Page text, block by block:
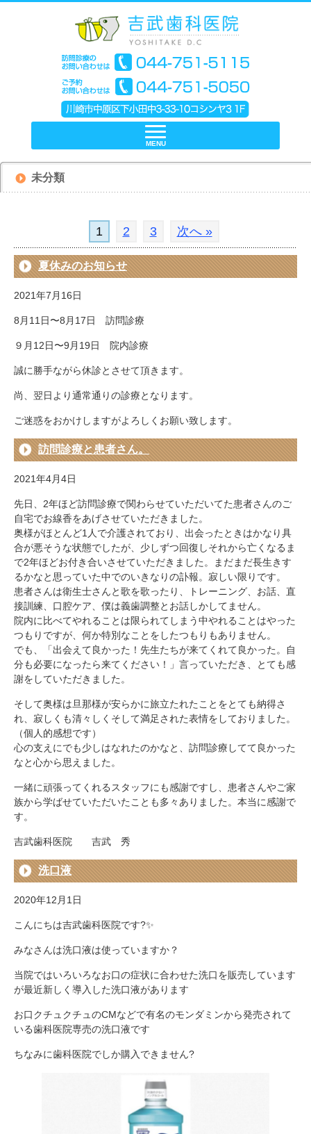
MENU
未分類
1 2 3 次へ »
夏休みのお知らせ
2021年7月16日
8月11日〜8月17日 訪問診療
９月12日〜9月19日 院内診療
誠に勝手ながら休診とさせて頂きます。
尚、翌日より通常通りの診療となります。
ご迷惑をおかけしますがよろしくお願い致します。
訪問診療と患者さん。
2021年4月4日
先日、2年ほど訪問診療で関わらせていただいてた患者さんのご
自宅でお線香をあげさせていただきました。
奥様がほとんど1人で介護されており、出会ったときはかなり具
合が悪そうな状態でしたが、少しずつ回復しそれから亡くなるま
で2年ほどお付き合いさせていただきました。まだまだ長生きす
るかなと思っていた中でのいきなりの訃報。寂しい限りです。
患者さんは衛生士さんと歌を歌ったり、トレーニング、お話、直
接訓練、口腔ケア、僕は義歯調整とお話しかしてません。
院内に比べてやれることは限られてしまう中やれることはやった
つもりですが、何か特別なことをしたつもりもありません。
でも、「出会えて良かった！先生たちが来てくれて良かった。自
分も必要になったら来てください！」言っていただき、とても感
謝をしていただきました。
そして奥様は旦那様が安らかに旅立たれたことをとても納得さ
れ、寂しくも清々しくそして満足された表情をしておりました。
（個人的感想です）
心の支えにでも少しはなれたのかなと、訪問診療してて良かった
なと心から思えました。
一緒に頑張ってくれるスタッフにも感謝ですし、患者さんやご家
族から学ばせていただいたことも多々ありました。本当に感謝で
す。
吉武歯科医院 吉武 秀
洗口液
2020年12月1日
こんにちは吉武歯科医院です?✨
みなさんは洗口液は使っていますか？
当院ではいろいろなお口の症状に合わせた洗口を販売しています
が最近新しく導入した洗口液があります
お口クチュクチュのCMなどで有名のモンダミンから発売されて
いる歯科医院専売の洗口液です
ちなみに歯科医院でしか購入できません?